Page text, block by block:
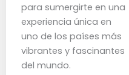
para sumergirte en una
experiencia única en
uno de los países más
vibrantes y fascinantes
del mundo.